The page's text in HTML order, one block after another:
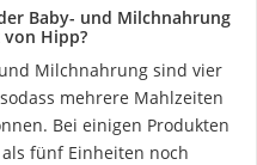
Baby- und Milchnahrung
von Hipp?
Milchnahrung sind vier
mehrere Mahlzeiten
Bei einigen Produkten
fünf Einheiten noch